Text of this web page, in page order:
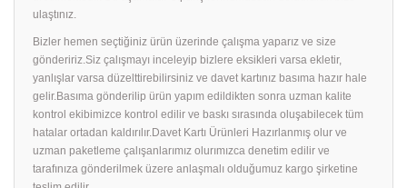
ulaştınız.
Bizler hemen seçtiğiniz ürün üzerinde çalışma yaparız ve size
göndeririz.Siz çalışmayı inceleyip bizlere eksikleri varsa ekletir,
yanlışlar varsa düzelttirebilirsiniz ve davet kartınız basıma hazır hale
gelir.Basıma gönderilip ürün yapım edildikten sonra uzman kalite
kontrol ekibimizce kontrol edilir ve baskı sırasında oluşabilecek tüm
hatalar ortadan kaldırılır.Davet Kartı Ürünleri Hazırlanmış olur ve
uzman paketleme çalışanlarımız olurımızca denetim edilir ve
tarafınıza gönderilmek üzere anlaşmalı olduğumuz kargo şirketine